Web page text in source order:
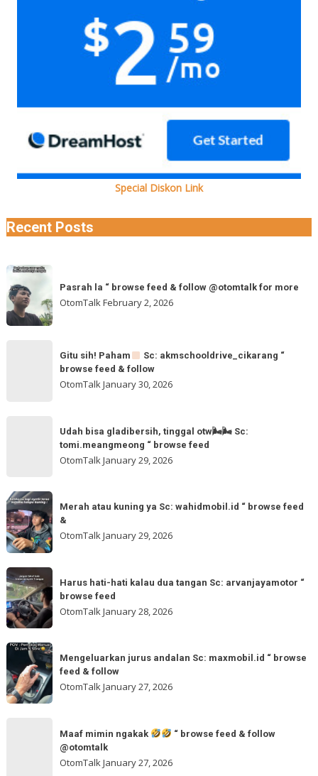
Special Diskon Link
Recent Posts
Pasrah
la
browse
@otomtalk
Pasrah la “ browse feed & follow @otomtalk for more
OtomTalk February 2, 2026
akmschooldrive_cikarang
&
follow
Gitu sih! Paham
Sc: akmschooldrive_cikarang “
browse feed & follow
OtomTalkJanuary 30, 2026
gladibersih,
otw
🌬
🌬
Sc:
“
browse
feed
Udah bisa gladibersih, tinggal otw🌬🌬 Sc:
tomi.meangmeong “ browse feed
OtomTalkJanuary 29, 2026
Merah
atau
kuning
ya
Sc:
wahidmobil.id
“
browse
Merah atau kuning ya Sc: wahidmobil.id “ browse feed
&
OtomTalkJanuary 29, 2026
Harus
hati-
hati
kalau
dua
tangan
Sc:
arvanjayamotor
Harus hati-hati kalau dua tangan Sc: arvanjayamotor “
browse feed
OtomTalkJanuary 28, 2026
Mengeluarkan
jurus
andalan
Sc:
Mengeluarkan jurus andalan Sc: maxmobil.id “ browse
feed & follow
OtomTalkJanuary 27, 2026
Maaf mimin ngakak
“ browse feed & follow
@otomtalk
OtomTalkJanuary 27, 2026